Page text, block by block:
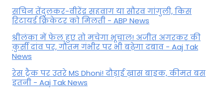
सचिन तेंदुलकर-वीरेंद्र सहवाग या सौरव गांगुली, किस
रिटायर्ड क्रिकेटर को मिलती - ABP News
श्रीलंका में फेल हुए तो मचेगा भूचाल! अजीत अगरकर की
कुर्सी दांव पर, गौतम गंभीर पर भी बढ़ेगा दबाव - Aaj Tak
News
रेस ट्रैक पर उतरे MS Dhoni! दौड़ाई ख़ास बाइक, कीमत बस
इतनी - Aaj Tak News